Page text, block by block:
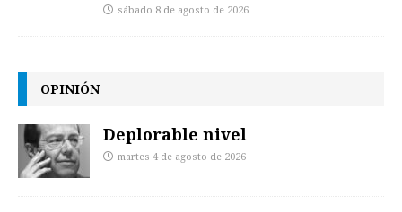
sábado 8 de agosto de 2026
OPINIÓN
Deplorable nivel
martes 4 de agosto de 2026